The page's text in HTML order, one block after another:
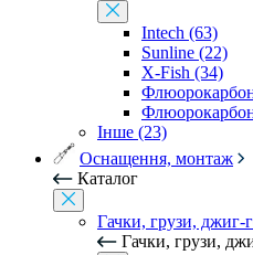
Intech (63)
Sunline (22)
X-Fish (34)
Інше (23)
Оснащення, монтаж
Каталог
Гачки, грузи, джиг-
Гачки, грузи,